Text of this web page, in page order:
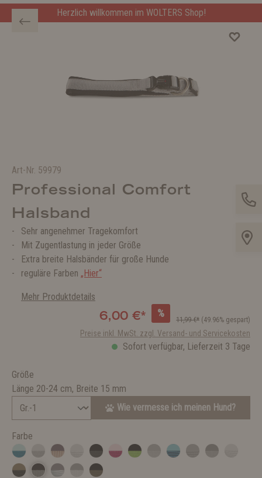
Herzlich willkommen im WOLTERS Shop!
Art-Nr. 59979
Professional Comfort
Halsband
Sehr angenehmer Tragekomfort
Mit Zugentlastung in jeder Größe
Extra breite Halsbänder für große Hunde
reguläre Farben „Hier“
Mehr Produktdetails
6,00 €* %
11,99 €* (49.96% gespart)
Preise inkl. MwSt. zzgl. Versand- und Servicekosten
Sofort verfügbar, Lieferzeit 3 Tage
Größe
Länge 20-24 cm, Breite 15 mm
Wie vermesse ich meinen Hund?
Farbe